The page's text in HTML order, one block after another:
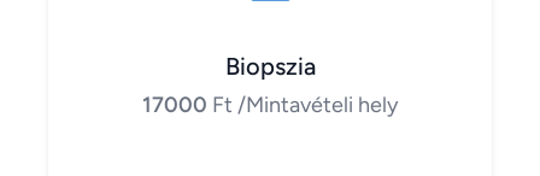
Biopszia
17000 Ft /Mintavételi hely